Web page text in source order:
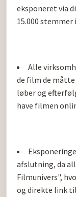
eksponeret via
15.000 stemmer
Alle
de film de
løber og
have filmen
afslutning, da
Filmunivers",
og direkte link